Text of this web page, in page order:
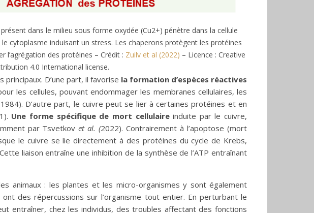
dans le milieu sous forme oxydée (Cu2+) pénètre dans la cellule
cytoplasme induisant un stress. Les chaperons protègent les protéines
l’agrégation des protéines – Crédit : Zuilv et al (2022) – Licence : Creative
4.0 International license.
principaux. D’une part, il favorise la formation d’espèces réactives
les cellules, pouvant endommager les membranes cellulaires, les
D’autre part, le cuivre peut se lier à certaines protéines et en
Une forme spécifique de mort cellulaireinduite par le cuivre,
par Tsvetkovet al. (2022). Contrairement à l’apoptose (mort
le cuivre se lie directement à des protéines du cycle de Krebs,
liaison entraîne une inhibition de la synthèse de l’ATP entraînant
animaux : les plantes et les micro-organismes y sont également
des répercussions sur l’organisme tout entier. En perturbant le
entraîner, chez les individus, des troubles affectant des fonctions